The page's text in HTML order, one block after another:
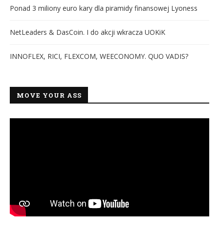
Ponad 3 miliony euro kary dla piramidy finansowej Lyoness
NetLeaders & DasCoin. I do akcji wkracza UOKiK
INNOFLEX, RICI, FLEXCOM, WEECONOMY. QUO VADIS?
MOVE YOUR ASS